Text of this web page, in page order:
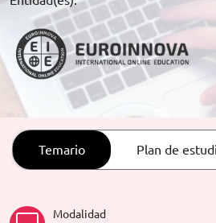
RECURSOS EDUCATIVOS
ARTÍCULOS
Temario Plan de
Modalidad